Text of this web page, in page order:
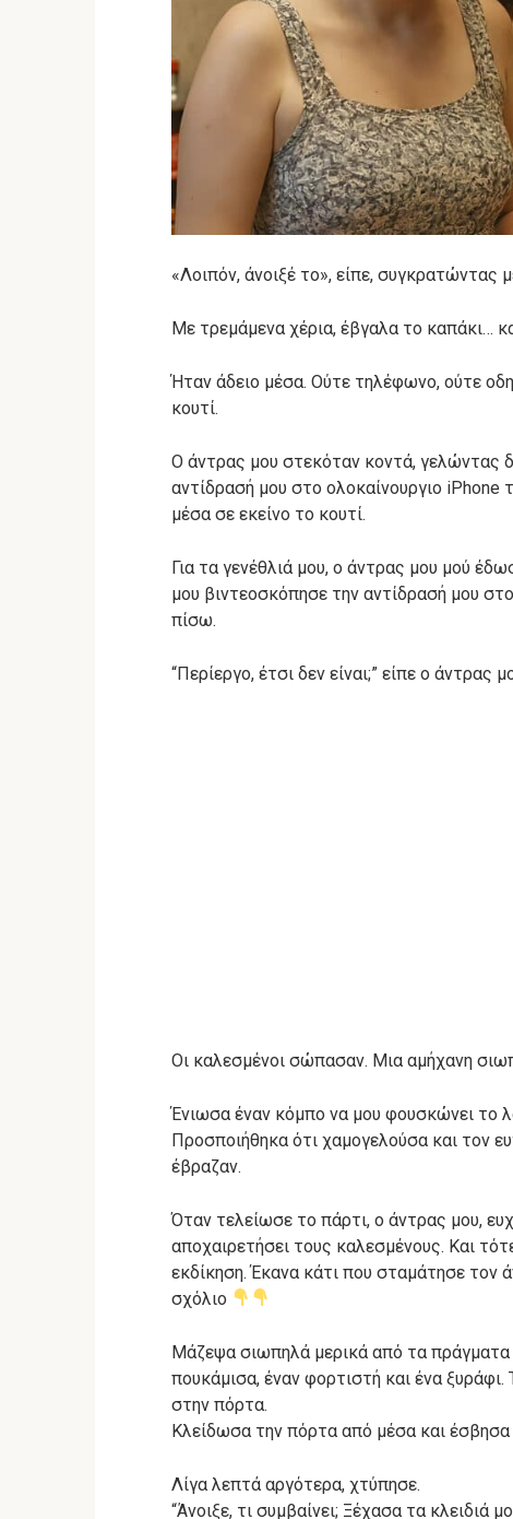
«Λοιπόν, άνοιξέ το», είπε, συγκρατώντας
Με τρεμάμενα χέρια, έβγαλα το καπάκι…
Ήταν άδειο μέσα. Ούτε τηλέφωνο, ούτε
κουτί.
Ο άντρας μου στεκόταν κοντά, γελώντας
αντίδρασή μου στο ολοκαίνουργιο iPhone
μέσα σε εκείνο το κουτί.
Για τα γενέθλιά μου, ο άντρας μου μού
μου βιντεοσκόπησε την αντίδρασή μου
πίσω.
“Περίεργο, έτσι δεν είναι;” είπε ο άντρας
Οι καλεσμένοι σώπασαν. Μια αμήχανη
Ένιωσα έναν κόμπο να μου φουσκώνει το
Προσποιήθηκα ότι χαμογελούσα και τον
έβραζαν.
Όταν τελείωσε το πάρτι, ο άντρας μου,
αποχαιρετήσει τους καλεσμένους. Και
εκδίκηση. Έκανα κάτι που σταμάτησε τον
σχόλιο
Μάζεψα σιωπηλά μερικά από τα πράγματα
πουκάμισα, έναν φορτιστή και ένα
στην πόρτα.
Κλείδωσα την πόρτα από μέσα και
Λίγα λεπτά αργότερα, χτύπησε.
“Άνοιξε, τι συμβαίνει; Ξέχασα τα κλειδιά